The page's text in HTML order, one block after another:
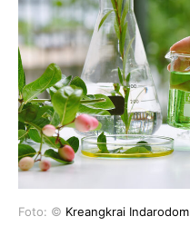
Foto: © Kreangkrai Indarodom